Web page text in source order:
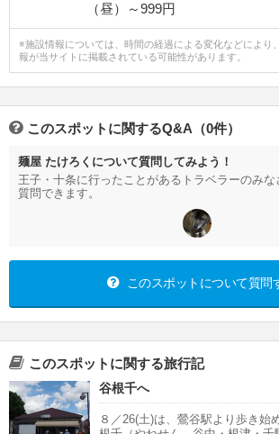
（昼）～999円
※施設情報については、時間の経過による変化などにより
報が当サイトに掲載されている可能性があります。
このスポットに関するQ&A（0件）
麺屋 たけろくについて質問してみよう！
王子・十条に行ったことがあるトラベラーのみ
質問できます。
このスポットについて質問
このスポットに関する旅行記
谷根千へ
８／26(土)は、鶯谷駅より歩き始